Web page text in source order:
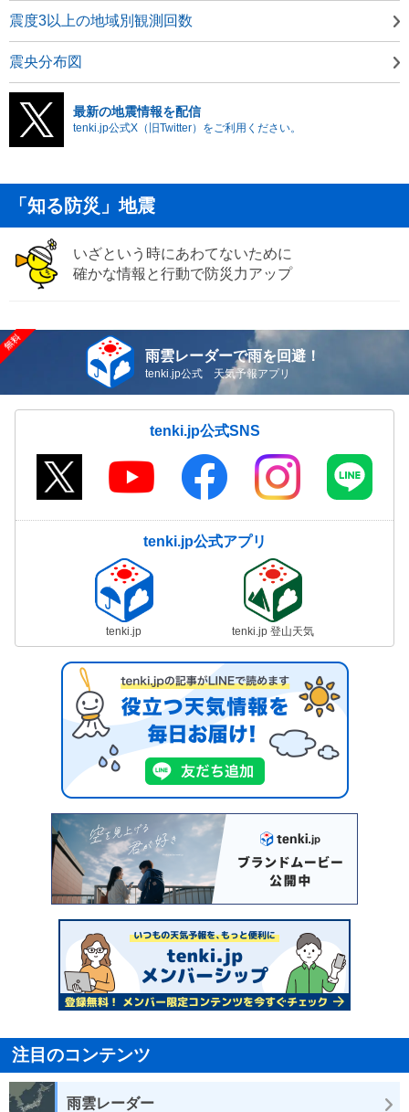
震度3以上の地域別観測回数
震央分布図
最新の地震情報を配信
tenki.jp公式X（旧Twitter）をご利用ください。
「知る防災」地震
いざという時にあわてないために
確かな情報と行動で防災力アップ
雨雲レーダーで雨を回避！
tenki.jp公式 天気予報アプリ
tenki.jp公式SNS
tenki.jp公式アプリ
tenki.jp tenki.jp 登山天気
注目のコンテンツ
雨雲レーダー